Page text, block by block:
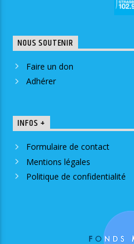
NOUS SOUTENIR
Faire un don
Adhérer
INFOS +
Formulaire de contact
Mentions légales
Politique de confidentialité